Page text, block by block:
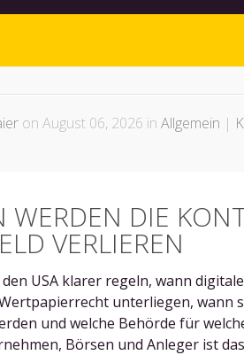
on August 06, 2026 in Allgemein |
WERDEN DIE
VERLIEREN
den USA klarer regeln, wann digitale
unterliegen, wann
und welche Behörde für
Börsen und Anleger ist